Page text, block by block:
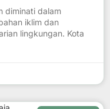
diminati dalam
iklim dan
lingkungan. Kota